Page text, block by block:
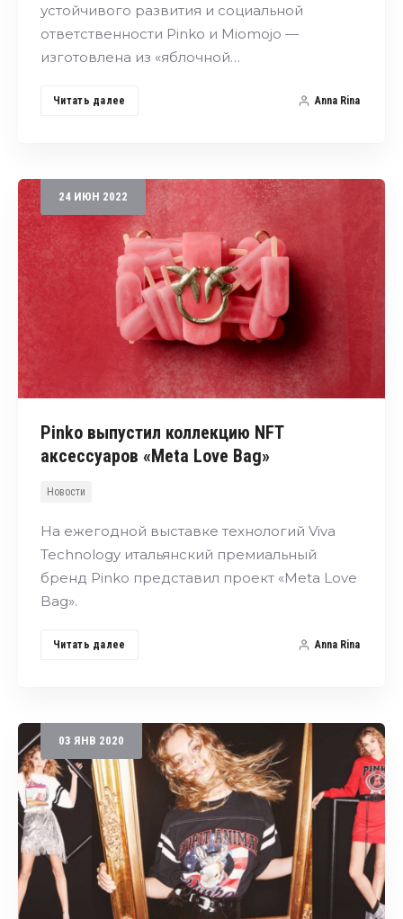
устойчивого развития и социальной
ответственности Pinko и Miomojo —
изготовлена из «яблочной…
Читать далее Anna Rina
24 ИЮН 2022
Pinko выпустил коллекцию NFT
аксессуаров «Meta Love Bag»
Новости
На ежегодной выставке технологий Viva
Technology итальянский премиальный
бренд Pinko представил проект «Meta Love
Bag».
Читать далее Anna Rina
03 ЯНВ 2020